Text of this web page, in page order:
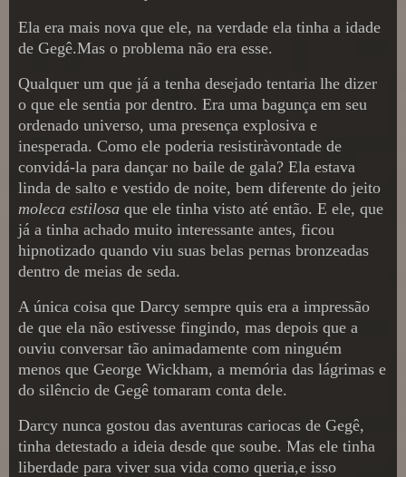
Ela era mais nova que ele, na verdade ela tinha a idade
de Gegê.Mas o problema não era esse.
Qualquer um que já a tenha desejado tentaria lhe dizer
o que ele sentia por dentro. Era uma bagunça em seu
ordenado universo, uma presença explosiva e
inesperada. Como ele poderia resistiràvontade de
convidá-la para dançar no baile de gala? Ela estava
linda de salto e vestido de noite, bem diferente do jeito
moleca estilosa que ele tinha visto até então. E ele, que
já a tinha achado muito interessante antes, ficou
hipnotizado quando viu suas belas pernas bronzeadas
dentro de meias de seda.
A única coisa que Darcy sempre quis era a impressão
de que ela não estivesse fingindo, mas depois que a
ouviu conversar tão animadamente com ninguém
menos que George Wickham, a memória das lágrimas e
do silêncio de Gegê tomaram conta dele.
Darcy nunca gostou das aventuras cariocas de Gegê,
tinha detestado a ideia desde que soube. Mas ele tinha
liberdade para viver sua vida como queria,e isso